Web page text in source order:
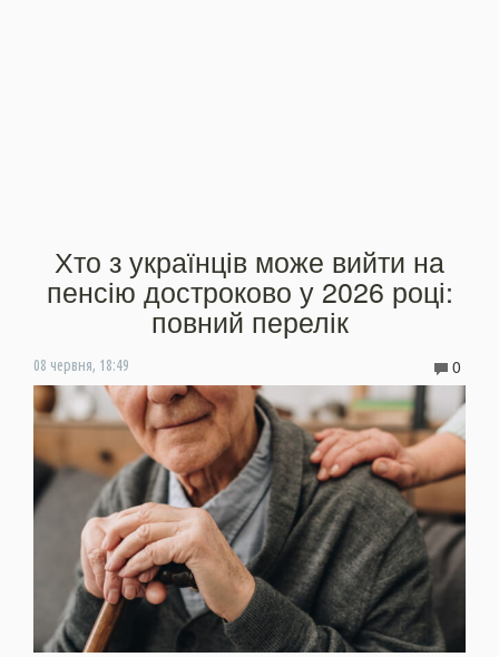
Хто з українців може вийти на
пенсію достроково у 2026 році:
повний перелік
08 червня, 18:49 0